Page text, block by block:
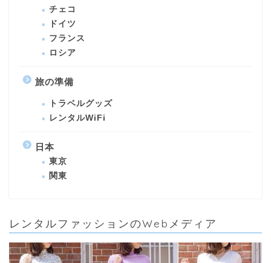
チェコ
ドイツ
フランス
ロシア
旅の準備
トラベルグッズ
レンタルWiFi
日本
東京
関東
レンタルファッションのWebメディア